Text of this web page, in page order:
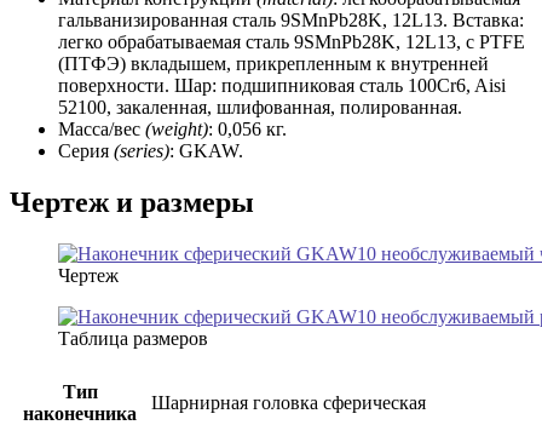
гальванизированная сталь 9SMnPb28K, 12L13. Вставка:
легко обрабатываемая сталь 9SMnPb28K, 12L13, с PTFE
(ПТФЭ) вкладышем, прикрепленным к внутренней
поверхности. Шар: подшипниковая сталь 100Cr6, Aisi
52100, закаленная, шлифованная, полированная.
Масса/вес (weight): 0,056 кг.
Серия (series): GKAW.
Чертеж и размеры
Чертеж
Таблица размеров
Тип
наконечника
Шарнирная головка сферическая